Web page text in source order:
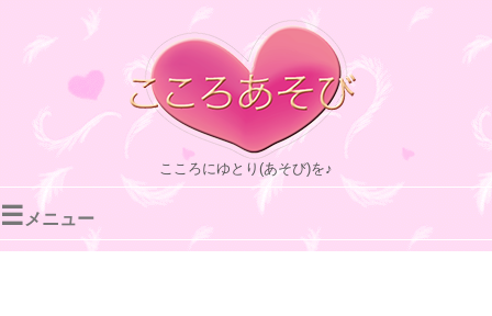
こころにゆとり(あそび)を♪
☰ メニュー